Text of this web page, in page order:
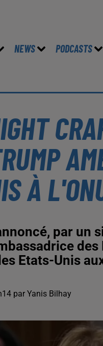
NEWS PODCASTS
À
par un
Etats-Unis
par Yanis Bilhay